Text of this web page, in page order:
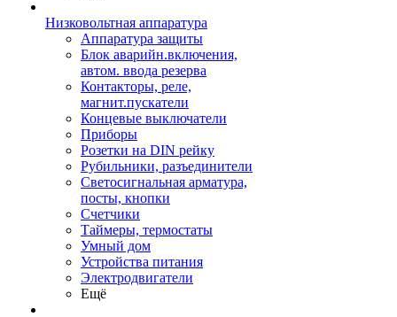
Низковольтная аппаратура
Аппаратура защиты
Блок аварийн.включения,
автом. ввода резерва
Контакторы, реле,
магнит.пускатели
Концевые выключатели
Приборы
Розетки на DIN рейку
Рубильники, разъединители
Светосигнальная арматура,
посты, кнопки
Счетчики
Таймеры, термостаты
Умный дом
Устройства питания
Электродвигатели
Ещё